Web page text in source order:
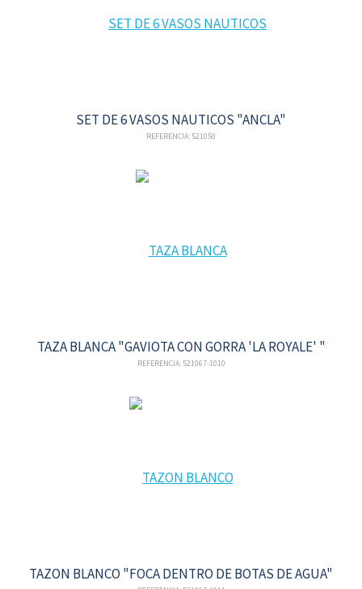
SET DE 6 VASOS NAUTICOS "ANCLA"
REFERENCIA: 521050
TAZA BLANCA "GAVIOTA CON GORRA 'LA ROYALE' "
REFERENCIA: 521067-1010
TAZON BLANCO "FOCA DENTRO DE BOTAS DE AGUA"